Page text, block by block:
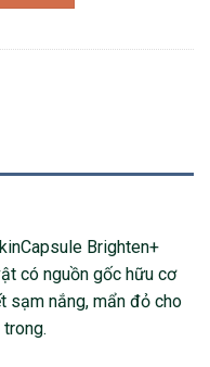
Brighten+
có nguồn gốc hữu cơ
sạm nắng, mẩn đỏ cho